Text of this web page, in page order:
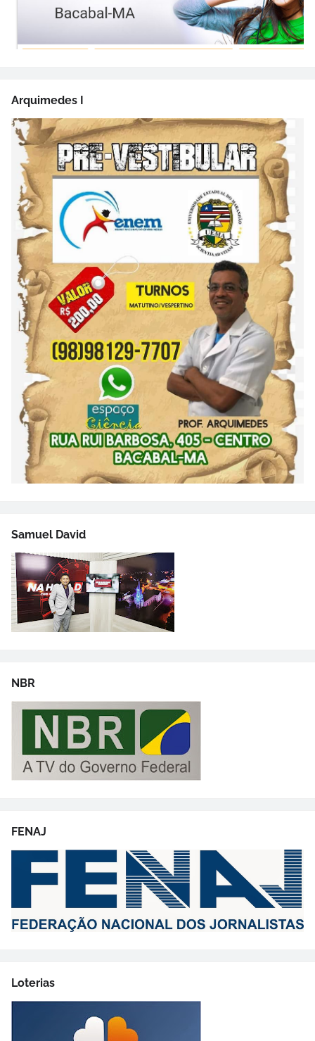
Arquimedes I
Samuel David
NBR
FENAJ
Loterias